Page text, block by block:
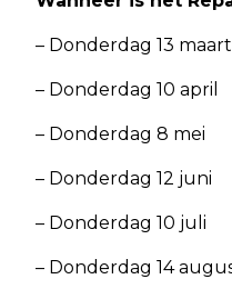
– Donderdag 13 maart
– Donderdag 10 april
– Donderdag 8 mei
– Donderdag 12 juni
– Donderdag 10 juli
– Donderdag 14